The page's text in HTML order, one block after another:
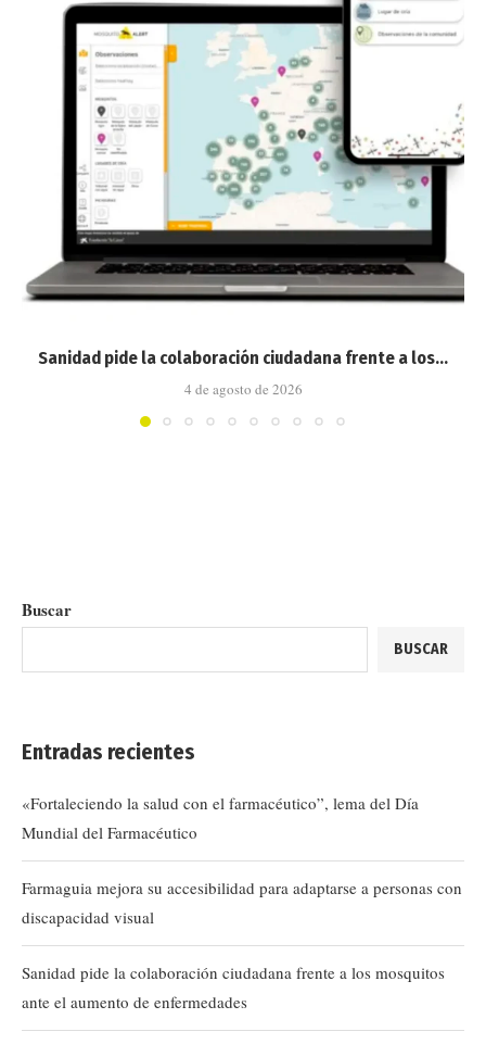
Sanidad pide la colaboración ciudadana frente a los...
4 de agosto de 2026
Buscar
BUSCAR
Entradas recientes
«Fortaleciendo la salud con el farmacéutico”, lema del Día
Mundial del Farmacéutico
Farmaguia mejora su accesibilidad para adaptarse a personas con
discapacidad visual
Sanidad pide la colaboración ciudadana frente a los mosquitos
ante el aumento de enfermedades